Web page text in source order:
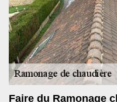
Faire du Ramonage